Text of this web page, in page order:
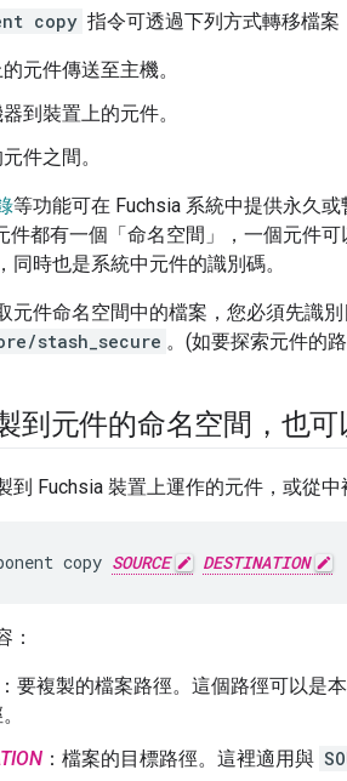
copy 指令可透過下列方式轉移檔案
元件傳送至主機。
到裝置上的元件。
件之間。
等功能可在 Fuchsia 系統中提供永久
件都有一個「命名空間」
，一個元件
同時也是系統中元件的識別碼。
元件命名空間中的檔案，您必須先識
stash_secure 。(如要探索元件的
到元件的命名空間，也
到 Fuchsia 裝置上運作的元件，或從中
copy SOURCE DESTINATION
：
要複製的檔案路徑。這個路徑可以是
：檔案的目標路徑。這裡適用與